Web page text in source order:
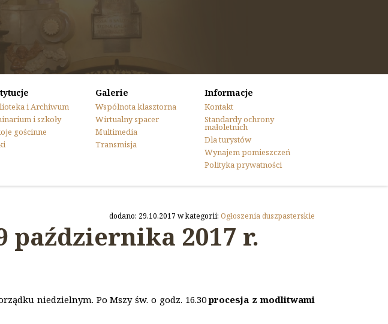
i Archiwum
i szkoły
gościnne
Galerie
Wspólnota klasztorna
Wirtualny spacer
Multimedia
Transmisja
Informacje
Kontakt
Standardy ochrony
małoletnich
Dla turystów
Wynajem pomieszczeń
Polityka prywatności
dodano: 29.10.2017 w kategorii: Ogłoszenia duszpasterskie
października 2017 r.
niedzielnym. Po Mszy św. o godz. 16.30procesja z modlitwami